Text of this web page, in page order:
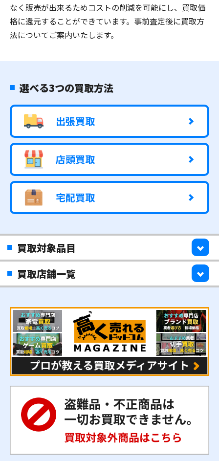
なく販売が出来るためコストの削減を可能にし、買取価
格に還元することができています。事前査定後に買取方
法についてご案内いたします。
選べる3つの買取方法
出張買取
店頭買取
宅配買取
買取対象品目
買取店舗一覧